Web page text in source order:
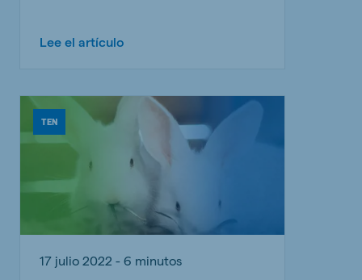
Lee el artículo
TEN
17 julio 2022 - 6 minutos